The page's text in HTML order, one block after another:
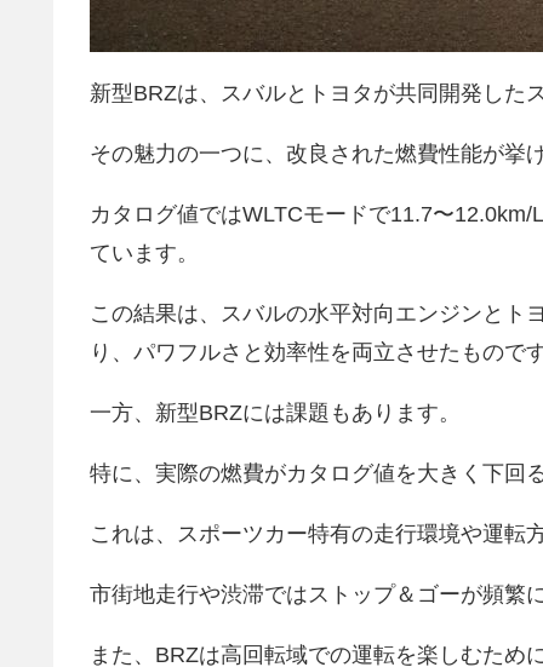
新型BRZは、スバルとトヨタが共同開発した
その魅力の一つに、改良された燃費性能が挙
カタログ値ではWLTCモードで11.7〜
ています。
この結果は、スバルの水平対向エンジンとト
り、パワフルさと効率性を両立させたもので
一方、新型BRZには課題もあります。
特に、実際の燃費がカタログ値を大きく下回
これは、スポーツカー特有の走行環境や運転
市街地走行や渋滞ではストップ＆ゴーが頻繁
また、BRZは高回転域での運転を楽しむた